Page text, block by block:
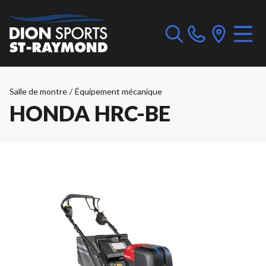
Salle de montre / Équipement mécanique
HONDA HRC-BE